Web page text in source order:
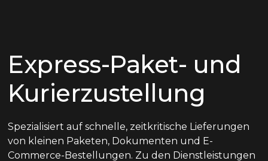
Express-Paket- und
Kurierzustellung
Spezialisiert auf schnelle, zeitkritische Lieferungen
von kleinen Paketen, Dokumenten und E-
Commerce-Bestellungen. Zu den Dienstleistungen